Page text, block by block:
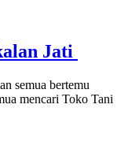
Jati
semua bertemu
mencari Toko Tani